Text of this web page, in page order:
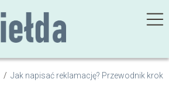
/ Jak napisać reklamację? Przewodnik krok